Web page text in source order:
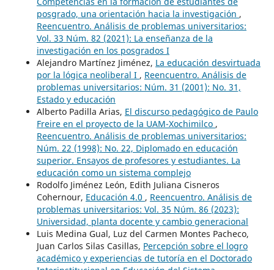
posgrado, una orientación hacia la investigación ,
Reencuentro. Análisis de problemas universitarios:
Vol. 33 Núm. 82 (2021): La enseñanza de la
investigación en los posgrados I
Alejandro Martínez Jiménez, La educación desvirtuada
por la lógica neoliberal I , Reencuentro. Análisis de
problemas universitarios: Núm. 31 (2001): No. 31,
Estado y educación
Alberto Padilla Arias, El discurso pedagógico de Paulo
Freire en el proyecto de la UAM-Xochimilco ,
Reencuentro. Análisis de problemas universitarios:
Núm. 22 (1998): No. 22, Diplomado en educación
superior. Ensayos de profesores y estudiantes. La
educación como un sistema complejo
Rodolfo Jiménez León, Edith Juliana Cisneros
Cohernour, Educación 4.0 , Reencuentro. Análisis de
problemas universitarios: Vol. 35 Núm. 86 (2023):
Universidad, planta docente y cambio generacional
Luis Medina Gual, Luz del Carmen Montes Pacheco,
Juan Carlos Silas Casillas, Percepción sobre el logro
académico y experiencias de tutoría en el Doctorado